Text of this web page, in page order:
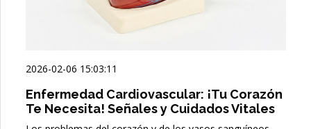
2026-02-06 15:03:11
Enfermedad Cardiovascular: ¡Tu Corazón
Te Necesita! Señales y Cuidados Vitales